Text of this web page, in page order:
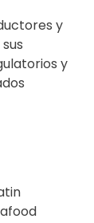
y
y